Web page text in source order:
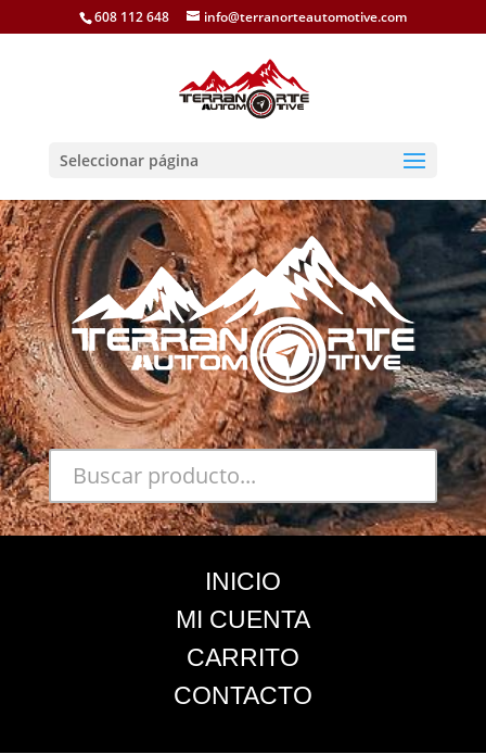
608 112 648 info@terranorteautomotive.com
Seleccionar página
INICIO
MI CUENTA
CARRITO
CONTACTO